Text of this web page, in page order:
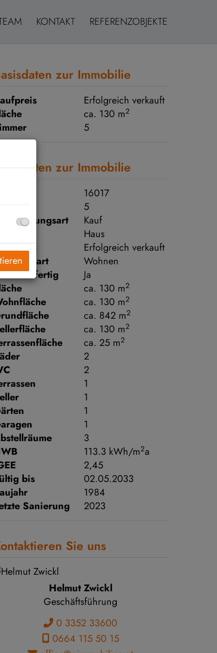
KONTAKT REFERENZOBJEKTE
zur Immobilie
Erfolgreich verkauft
ca. 130 m2
5
zur Immobilie
16017
5
Vermarktungsart
Kauf
Haus
Erfolgreich verkauft
Wohnen
Ja
ca. 130 m2
ca. 130 m2
ca. 842 m2
ca. 130 m2
ca. 25 m2
2
2
1
1
1
1
3
113.3 kWh/m2a
2,45
bis
02.05.2033
1984
Sanierung
2023
Sie uns
Helmut Zwickl
Geschäftsführung
0 3352 33600
0664 115 50 15